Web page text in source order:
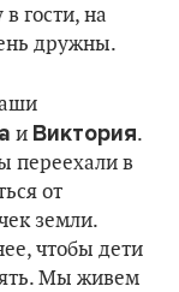
гости, на
дружны.
и Виктория.
переехали в
от
земли.
чтобы дети
Мы живем